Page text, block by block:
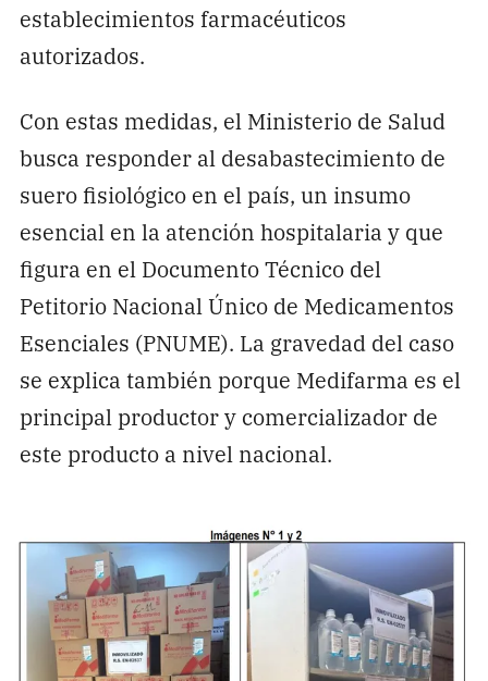
establecimientos farmacéuticos
autorizados.
Con estas medidas, el Ministerio de Salud
busca responder al desabastecimiento de
suero fisiológico en el país, un insumo
esencial en la atención hospitalaria y que
figura en el Documento Técnico del
Petitorio Nacional Único de Medicamentos
Esenciales (PNUME). La gravedad del caso
se explica también porque Medifarma es el
principal productor y comercializador de
este producto a nivel nacional.